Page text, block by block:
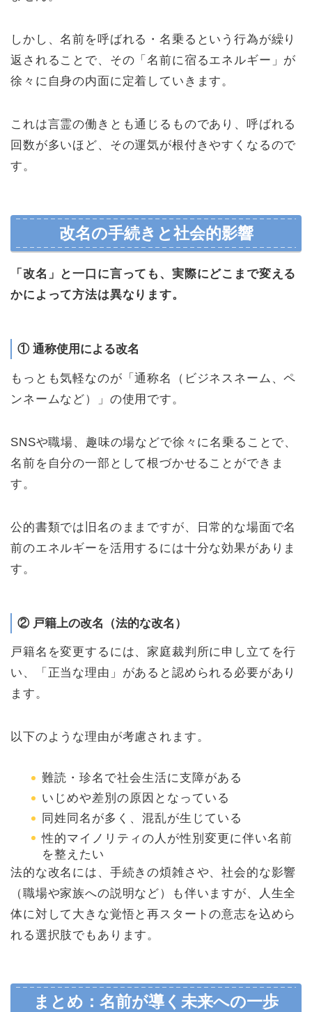
しかし、名前を呼ばれる・名乗るという行為が繰り
返されることで、その「名前に宿るエネルギー」が
徐々に自身の内面に定着していきます。
これは言霊の働きとも通じるものであり、呼ばれる
回数が多いほど、その運気が根付きやすくなるので
す。
改名の手続きと社会的影響
「改名」と一口に言っても、実際にどこまで変える
かによって方法は異なります。
① 通称使用による改名
もっとも気軽なのが「通称名（ビジネスネーム、ペ
ンネームなど）」の使用です。
SNSや職場、趣味の場などで徐々に名乗ることで、
名前を自分の一部として根づかせることができま
す。
公的書類では旧名のままですが、日常的な場面で名
前のエネルギーを活用するには十分な効果がありま
す。
② 戸籍上の改名（法的な改名）
戸籍名を変更するには、家庭裁判所に申し立てを行
い、「正当な理由」があると認められる必要があり
ます。
以下のような理由が考慮されます。
難読・珍名で社会生活に支障がある
いじめや差別の原因となっている
同姓同名が多く、混乱が生じている
性的マイノリティの人が性別変更に伴い名前
を整えたい
法的な改名には、手続きの煩雑さや、社会的な影響
（職場や家族への説明など）も伴いますが、人生全
体に対して大きな覚悟と再スタートの意志を込めら
れる選択肢でもあります。
まとめ：名前が導く未来への一歩